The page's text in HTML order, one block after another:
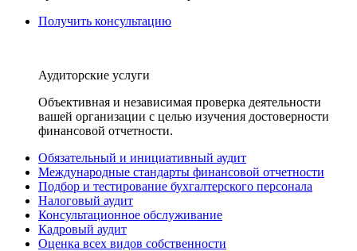
Получить консультацию
Аудиторские услуги
Объективная и независимая проверка деятельности
вашей организации с целью изучения достоверности
финансовой отчетности.
Обязательный и инициативный аудит
Международные стандарты финансовой отчетности
Подбор и тестирование бухгалтерского персонала
Налоговый аудит
Консультационное обслуживание
Кадровый аудит
Оценка всех видов собственности